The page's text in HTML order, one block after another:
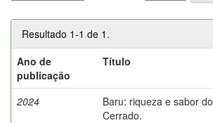
Resultado 1-1 de 1.
Ano de
publicação
Título
2024
Baru: riqueza e sabor do
Cerrado.